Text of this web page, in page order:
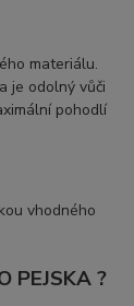
materiálu.
je odolný vůči
pohodlí
vhodného
PEJSKA ?